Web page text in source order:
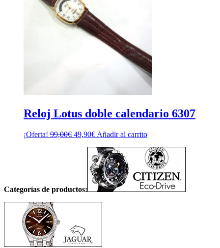
Reloj Lotus doble calendario 6307
¡Oferta! 99,00€ El
99,00€.
49,90€El
actual
es:
49,90€.
Añadir al carrito
Categorías de productos: